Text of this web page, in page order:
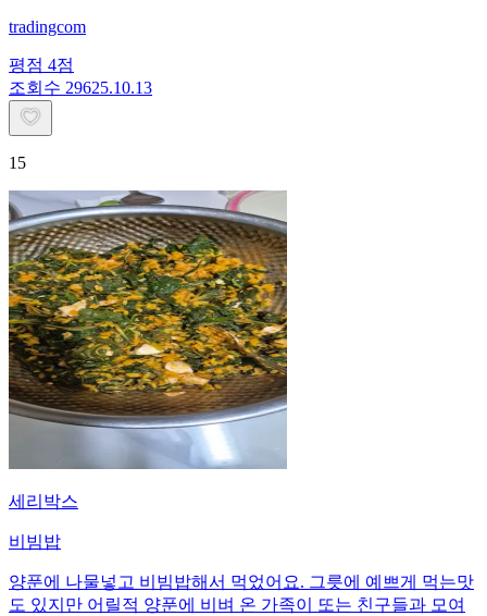
tradingcom
평점 4점
조회수 29625.10.13
15
세리박스
비빔밥
양푼에 나물넣고 비빔밥해서 먹었어요. 그릇에 예쁘게 먹는맛
도 있지만 어릴적 양푼에 비벼 온 가족이 또는 친구들과 모여